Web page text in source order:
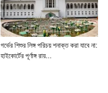
গর্ভের শিশুর লিঙ্গ পরিচয় শনাক্ত করা যাবে না:
হাইকোর্টের পূর্ণাঙ্গ রায়...